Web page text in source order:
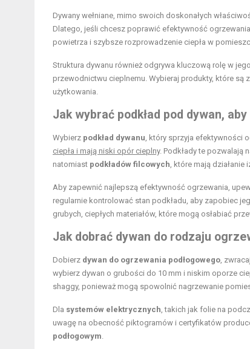
Dywany wełniane, mimo swoich doskonałych
Dlatego, jeśli chcesz poprawić efektywność
powietrza i szybsze rozprowadzenie ciepła w
Struktura dywanu również odgrywa kluczową rolę w
przewodnictwu cieplnemu. Wybieraj produkty, które
użytkowania.
Jak wybrać podkład pod dywan,
Wybierz podkład dywanu, który sprzyja efektywności
ciepła i mają niski opór cieplny. Podkłady te pozwalają
natomiast podkładów filcowych, które mają
Aby zapewnić najlepszą efektywność ogrzewania,
regularnie kontrolować stan podkładu, aby zapobiec
grubych, ciepłych materiałów, które mogą osłabiać
Jak dobrać dywan do rodzaju
Dobierz dywan do ogrzewania podłogowego,
wybierz dywan o grubości do 10 mm i niskim oporze
shaggy, ponieważ mogą spowolnić nagrzewanie
Dla systemów elektrycznych, takich jak folie na
uwagę na obecność piktogramów i certyfikatów
podłogowym.